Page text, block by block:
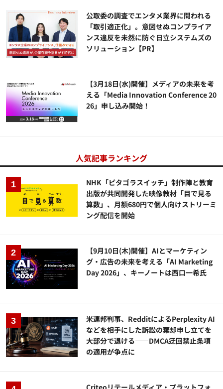
公​​取委の調査でエンタメ業界に問われる
「取引適正化」。意図せぬコンプライア
ンス違反を未然に防ぐ日立システムズの
ソリューション​【PR】
【3月18日(水)開催】メディアの未来を考
える「Media Innovation Conference 20
26」申し込み開始！
人気記事ランキング
NHK「ピタゴラスイッチ」制作陣と教育
出版が共同開発した映像教材「目で見る
算数」、月額680円で個人向けストリーミ
ング配信を開始
【9月10日(木)開催】AIとマーケティン
グ・広告の未来を考える「AI Marketing
Day 2026」、キーノートは西口一希氏
米連邦判事、RedditによるPerplexity AI
などを相手にした訴訟の棄却申し立てを
大部分で退ける——DMCA迂回禁止条項
の適用が争点に
Criteoリテールメディア・プラットフォ